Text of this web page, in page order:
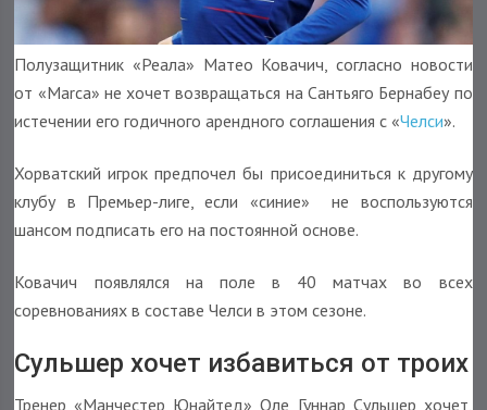
Полузащитник «Реала» Матео Ковачич, согласно новости
от «Marca» не хочет возвращаться на Сантьяго Бернабеу по
истечении его годичного арендного соглашения с «Челси».
Хорватский игрок предпочел бы присоединиться к другому
клубу в Премьер-лиге, если «синие» не воспользуются
шансом подписать его на постоянной основе.
Ковачич появлялся на поле в 40 матчах во всех
соревнованиях в составе Челси в этом сезоне.
Сульшер хочет избавиться от троих
Тренер «Манчестер Юнайтед» Оле Гуннар Сульшер хочет,